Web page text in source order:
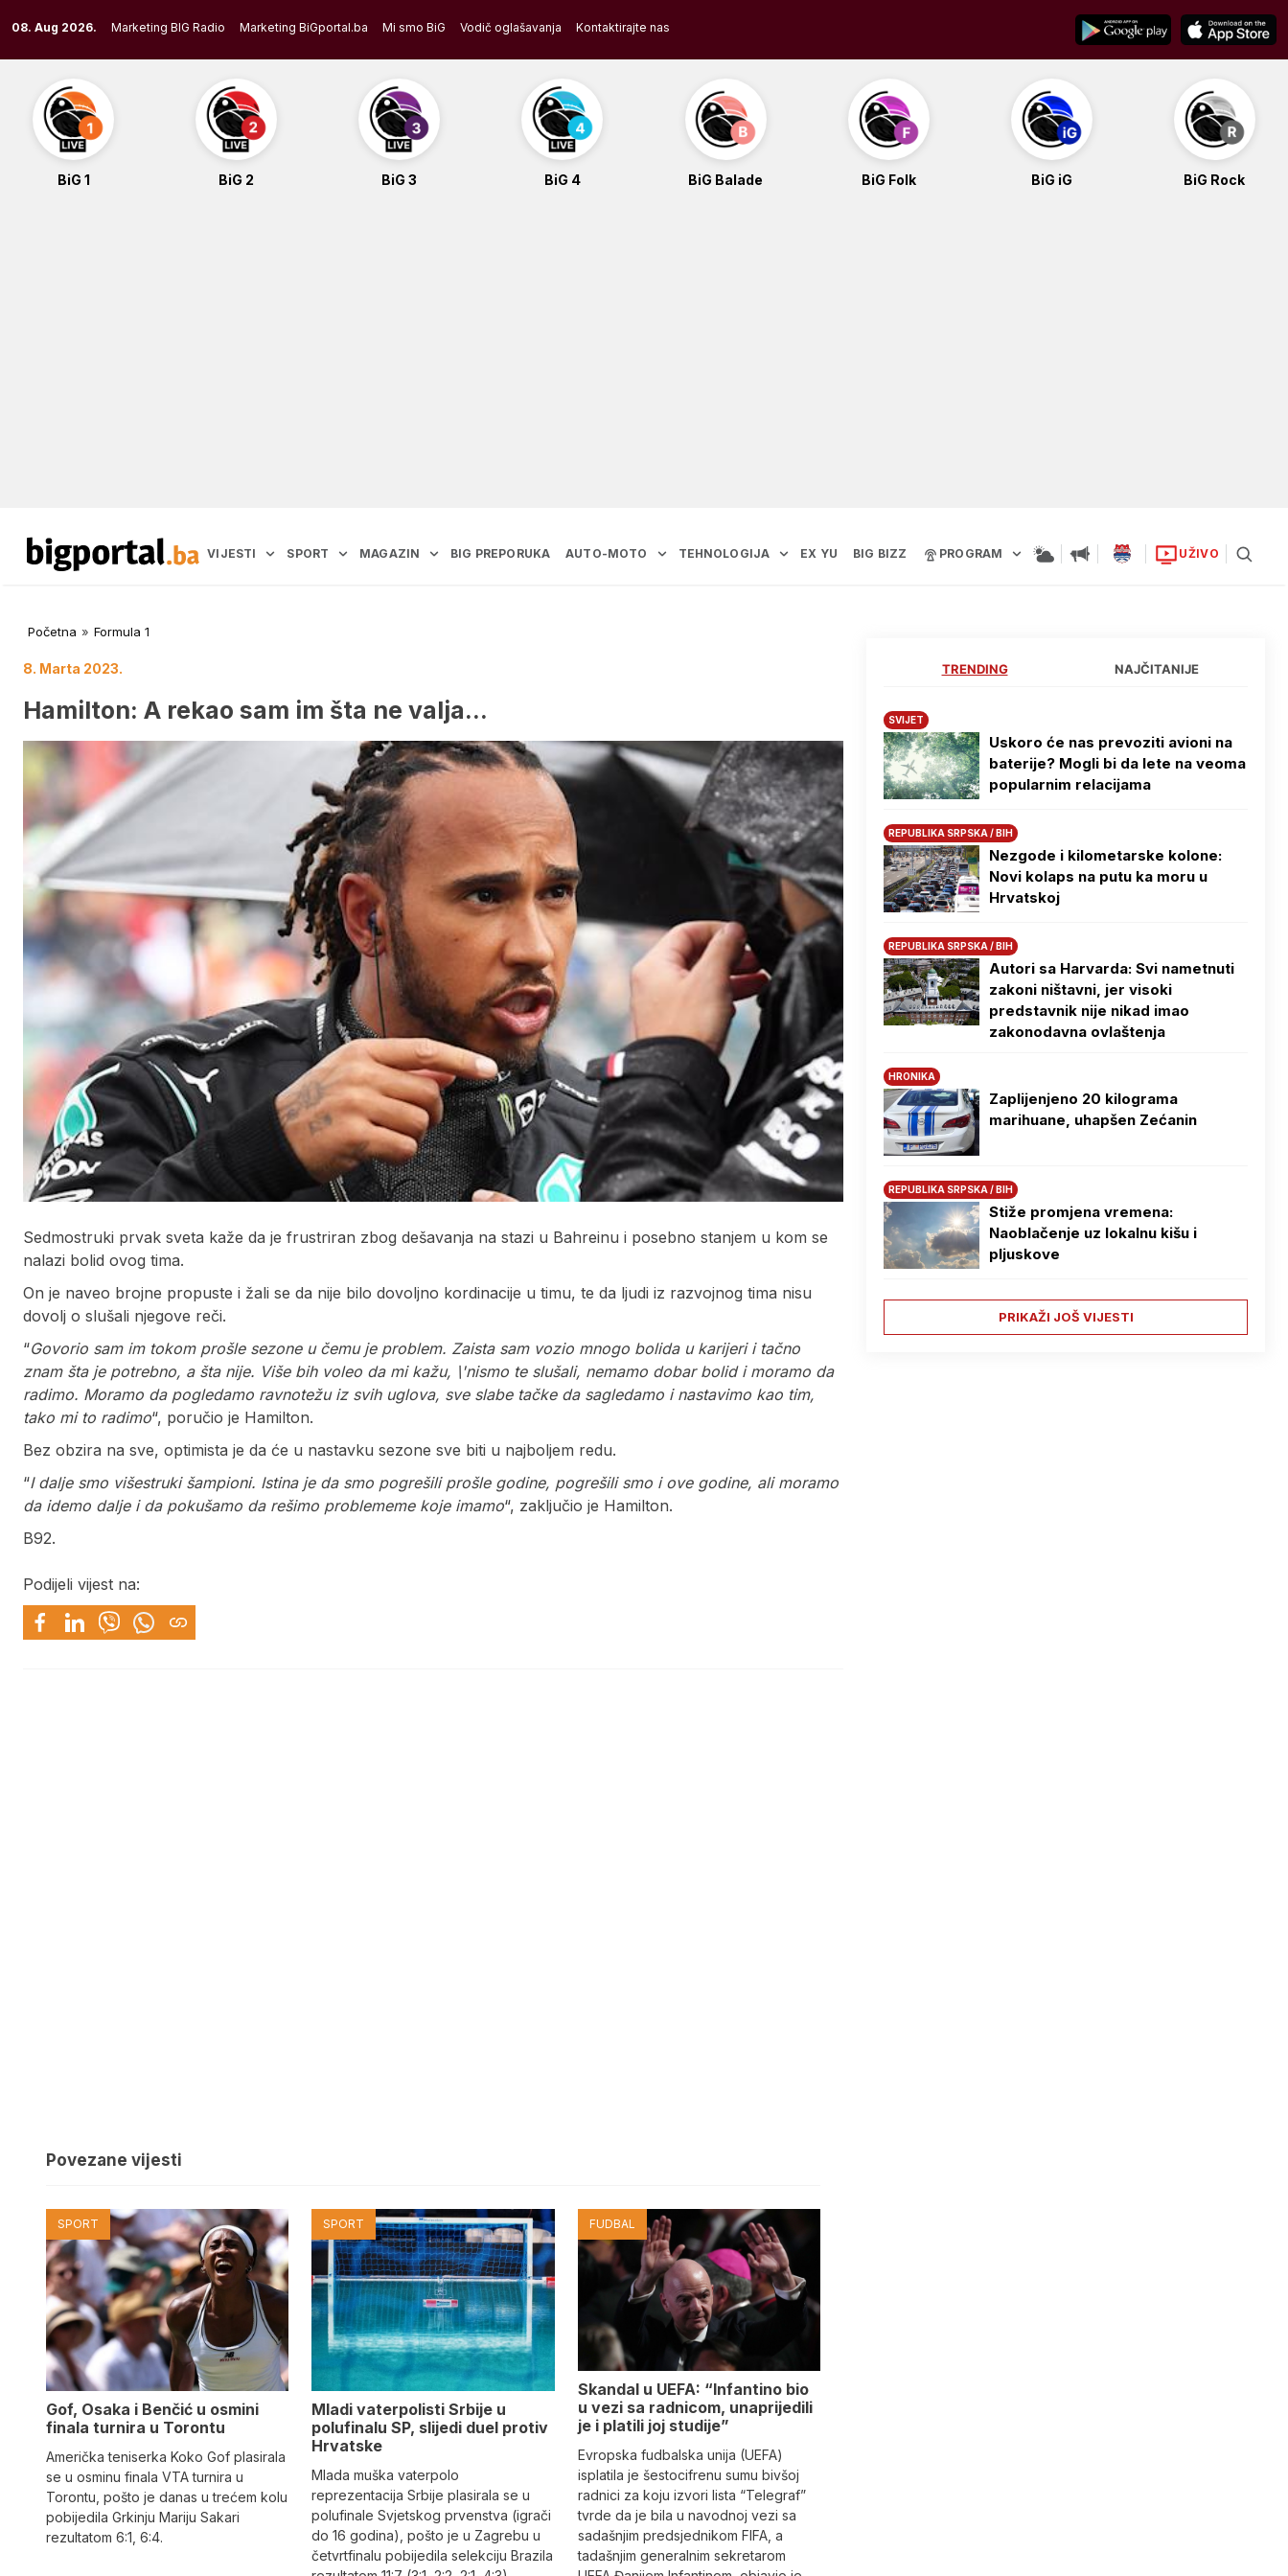
to
content
08. Aug 2026. Marketing BIG Radio Marketing BiGportal.ba Mi smo BiG Vodič oglašavanja Kontaktirajte nas
BiG 1 BiG 2 BiG 3 BiG 4 BiG Balade BiG Folk BiG iG BiG Rock
VIJESTI SPORT MAGAZIN BIG PREPORUKA AUTO-MOTO TEHNOLOGIJA EX YU BIG BIZZ PROGRAM UŽIVO
Početna » Formula 1
8. Marta 2023.
Hamilton: A rekao sam im šta ne valja…
Sedmostruki prvak sveta kaže da je frustriran zbog dešavanja na stazi u Bahreinu i posebno stanjem u kom se
nalazi bolid ovog tima.
On je naveo brojne propuste i žali se da nije bilo dovoljno kordinacije u timu, te da ljudi iz razvojnog tima nisu
dovolj o slušali njegove reči.
“Govorio sam im tokom prošle sezone u čemu je problem. Zaista sam vozio mnogo bolida u karijeri i tačno
znam šta je potrebno, a šta nije. Više bih voleo da mi kažu, \'nismo te slušali, nemamo dobar bolid i moramo da
radimo. Moramo da pogledamo ravnotežu iz svih uglova, sve slabe tačke da sagledamo i nastavimo kao tim,
tako mi to radimo“, poručio je Hamilton.
Bez obzira na sve, optimista je da će u nastavku sezone sve biti u najboljem redu.
“I dalje smo višestruki šampioni. Istina je da smo pogrešili prošle godine, pogrešili smo i ove godine, ali moramo
da idemo dalje i da pokušamo da rešimo problememe koje imamo“, zaključio je Hamilton.
B92.
Podijeli vijest na:
Povezane vijesti
SPORT
Gof, Osaka i Benčić u osmini
finala turnira u Torontu
Američka teniserka Koko Gof plasirala
se u osminu finala VTA turnira u
Torontu, pošto je danas u trećem kolu
pobijedila Grkinju Mariju Sakari
rezultatom 6:1, 6:4.
SPORT
Mladi vaterpolisti Srbije u
polufinalu SP, slijedi duel protiv
Hrvatske
Mlada muška vaterpolo
reprezentacija Srbije plasirala se u
polufinale Svjetskog prvenstva (igrači
do 16 godina), pošto je u Zagrebu u
četvrtfinalu pobijedila selekciju Brazila
FUDBAL
Skandal u UEFA: “Infantino bio
u vezi sa radnicom, unaprijedili
je i platili joj studije”
Evropska fudbalska unija (UEFA)
isplatila je šestocifrenu sumu bivšoj
radnici za koju izvori lista “Telegraf”
tvrde da je bila u navodnoj vezi sa
sadašnjim predsjednikom FIFA, a
tadašnjim generalnim sekretarom
TRENDING NAJČITANIJE
SVIJET
Uskoro će nas prevoziti avioni na
baterije? Mogli bi da lete na veoma
popularnim relacijama
REPUBLIKA SRPSKA / BIH
Nezgode i kilometarske kolone:
Novi kolaps na putu ka moru u
Hrvatskoj
REPUBLIKA SRPSKA / BIH
Autori sa Harvarda: Svi nametnuti
zakoni ništavni, jer visoki
predstavnik nije nikad imao
zakonodavna ovlaštenja
HRONIKA
Zaplijenjeno 20 kilograma
marihuane, uhapšen Zećanin
REPUBLIKA SRPSKA / BIH
Stiže promjena vremena:
Naoblačenje uz lokalnu kišu i
pljuskove
PRIKAŽI JOŠ VIJESTI